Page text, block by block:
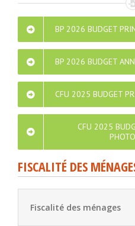
BP 2026 BUDGET
BP 2026 BUDGET
CFU 2025 BUDGET
CFU 2025
FISCALITÉ DES
Fiscalité des ménages